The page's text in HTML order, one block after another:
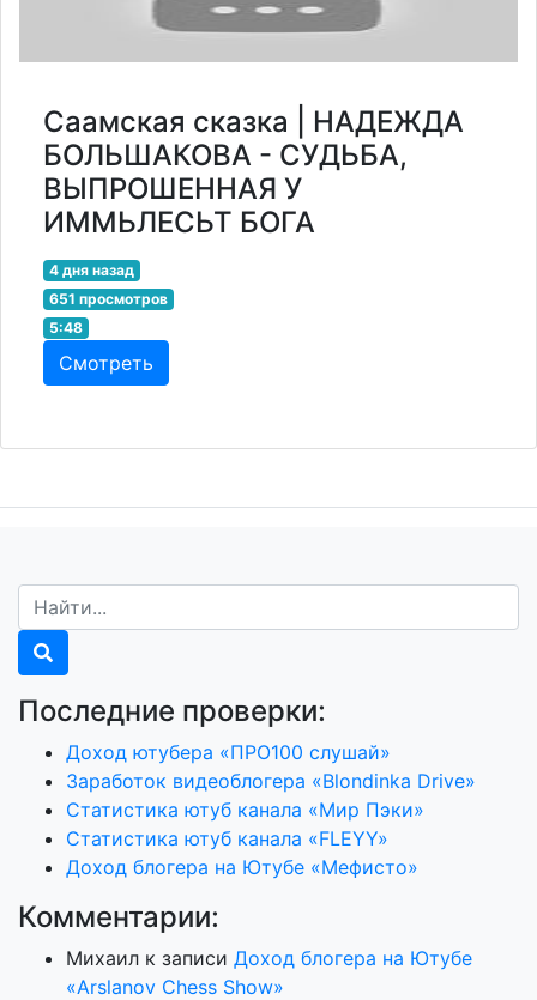
Саамская сказка | НАДЕЖДА
БОЛЬШАКОВА - СУДЬБА,
ВЫПРОШЕННАЯ У
ИММЬЛЕСЬТ БОГА
4 дня назад
651 просмотров
5:48
Смотреть
Последние проверки:
Доход ютубера «ПРО100 слушай»
Заработок видеоблогера «Blondinka Drive»
Статистика ютуб канала «Мир Пэки»
Статистика ютуб канала «FLEYY»
Доход блогера на Ютубе «Мефисто»
Комментарии:
Михаил к записи Доход блогера на Ютубе
«Arslanov Chess Show»